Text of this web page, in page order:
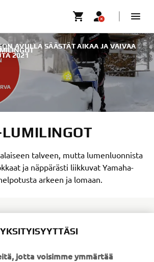
AVULLA SÄÄSTÄT AIKAA JA VAIVAA
2021
talveen, mutta lumenluonnista
ja näppärästi liikkuvat Yamaha-
arkeen ja lomaan.
jotta voisimme ymmärtää